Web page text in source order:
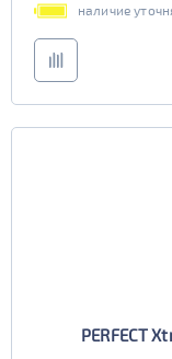
наличие
PERFECT